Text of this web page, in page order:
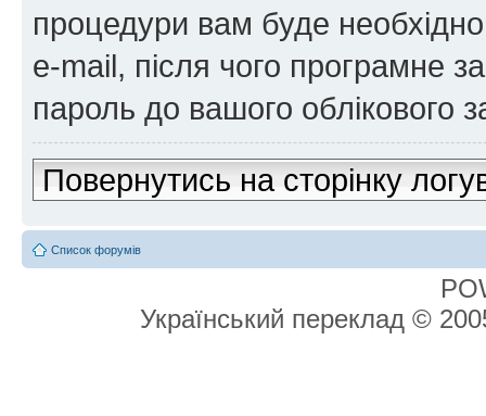
процедури вам буде
e-mail, після чого програмне
пароль до вашого облікового
Повернутись на сторінку
Список форумів
Український переклад ©